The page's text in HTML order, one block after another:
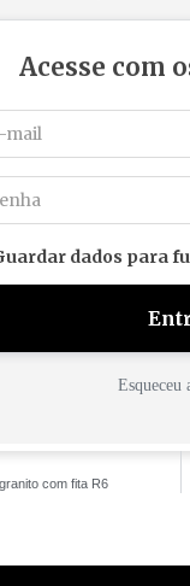
Acesse com
dados para
Esqueceu
com fita R6